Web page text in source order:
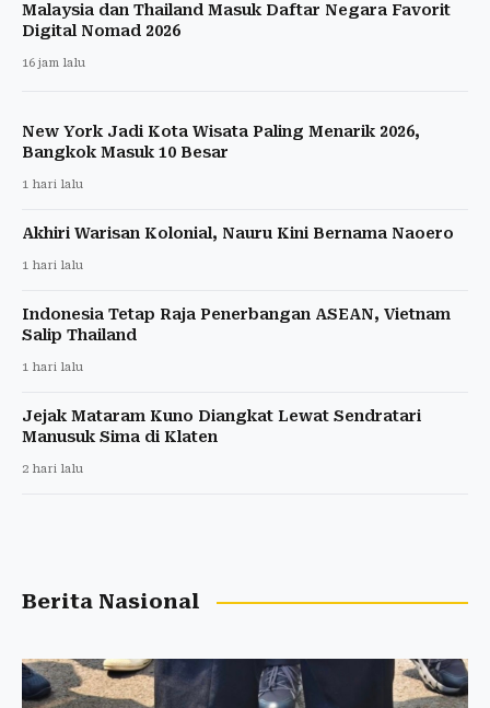
Malaysia dan Thailand Masuk Daftar Negara Favorit
Digital Nomad 2026
16 jam lalu
New York Jadi Kota Wisata Paling Menarik 2026,
Bangkok Masuk 10 Besar
1 hari lalu
Akhiri Warisan Kolonial, Nauru Kini Bernama Naoero
1 hari lalu
Indonesia Tetap Raja Penerbangan ASEAN, Vietnam
Salip Thailand
1 hari lalu
Jejak Mataram Kuno Diangkat Lewat Sendratari
Manusuk Sima di Klaten
2 hari lalu
Berita Nasional